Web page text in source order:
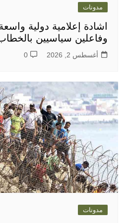
اشادة إعلامية دولية واسعة
وفاعلين سياسيين بالخطاب
أغسطس 2, 2026 0